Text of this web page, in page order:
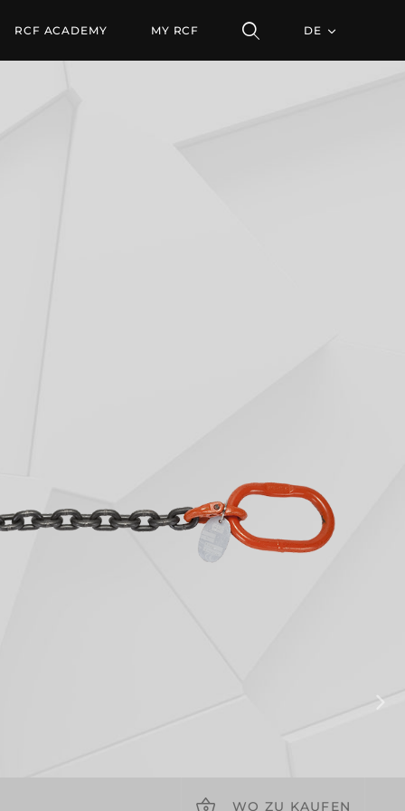
CHAIN
RCF ACADEMY MY RCF DE
WO ZU KAUFEN